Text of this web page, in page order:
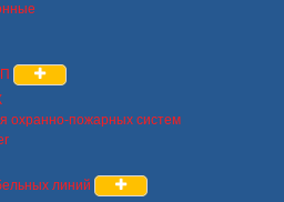
охранно-пожарных систем
линий